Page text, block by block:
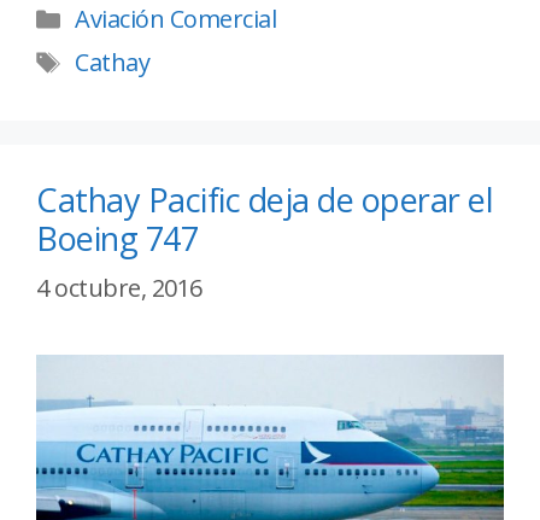
Aviación Comercial
Cathay
Cathay Pacific deja de operar el
Boeing 747
4 octubre, 2016